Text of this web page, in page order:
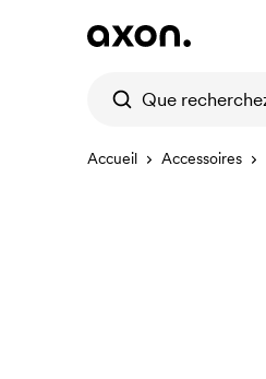
Accueil Accessoires